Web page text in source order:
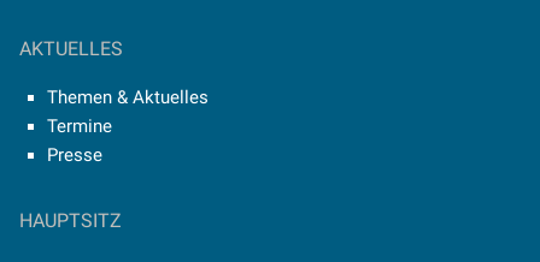
AKTUELLES
Themen & Aktuelles
Termine
Presse
HAUPTSITZ